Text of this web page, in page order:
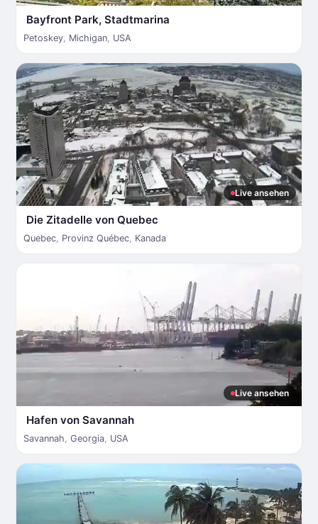
Bayfront Park, Stadtmarina
Petoskey, Michigan, USA
Live ansehen
Die Zitadelle von Quebec
Quebec, Provinz Québec, Kanada
Live ansehen
Hafen von Savannah
Savannah, Georgia, USA